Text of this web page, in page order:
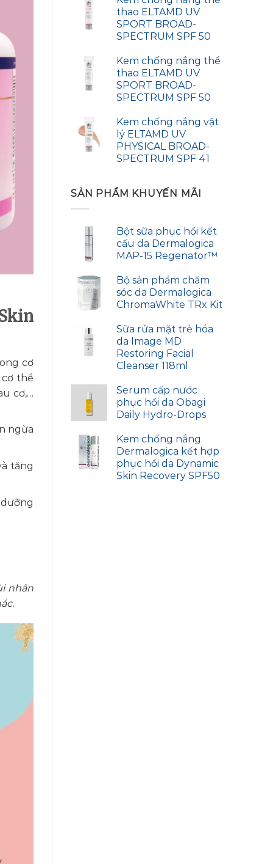
thao ELTAMD UV
SPORT BROAD-
SPECTRUM SPF 50
Kem chống nắng thể
thao ELTAMD UV
SPORT BROAD-
SPECTRUM SPF 50
Kem chống nắng vật
lý ELTAMD UV
PHYSICAL BROAD-
SPECTRUM SPF 41
SẢN PHẨM KHUYẾN MÃI
Bột sữa phục hồi kết
cấu da Dermalogica
MAP-15 Regenator™
Bộ sản phẩm chăm
sóc da Dermalogica
ChromaWhite TRx Kit
Sữa rửa mặt trẻ hóa
da Image MD
Restoring Facial
Cleanser 118ml
Serum cấp nước
phục hồi da Obagi
Daily Hydro-Drops
Kem chống nắng
Dermalogica kết hợp
phục hồi da Dynamic
Skin Recovery SPF50
cơ
thể
cơ,…
ngừa
tăng
nhân